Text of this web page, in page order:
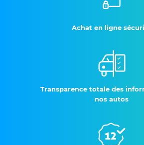
Achat en ligne
Transparence totale des
nos autos